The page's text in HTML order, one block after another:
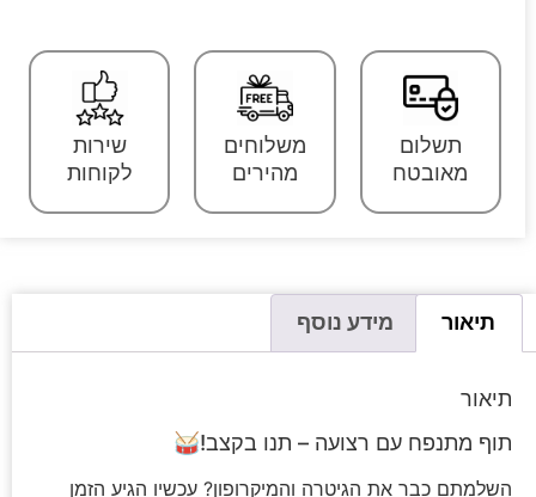
תשלום
מאובטח
משלוחים
מהירים
שירות
לקוחות
תיאור מידע נוסף
תיאור
תוף מתנפח עם רצועה – תנו בקצב!🥁
השלמתם כבר את הגיטרה והמיקרופון? עכשיו הגיע הזמן